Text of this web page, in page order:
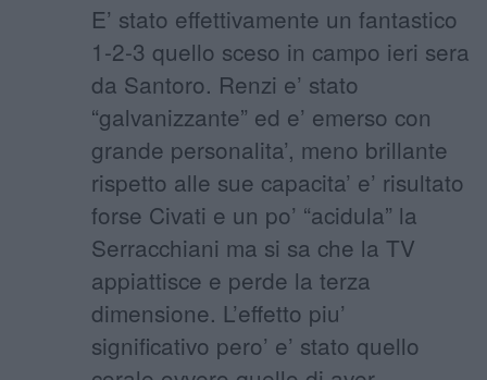
E’ stato effettivamente un fantastico
1-2-3 quello sceso in campo ieri sera
da Santoro. Renzi e’ stato
“galvanizzante” ed e’ emerso con
grande personalita’, meno brillante
rispetto alle sue capacita’ e’ risultato
forse Civati e un po’ “acidula” la
Serracchiani ma si sa che la TV
appiattisce e perde la terza
dimensione. L’effetto piu’
significativo pero’ e’ stato quello